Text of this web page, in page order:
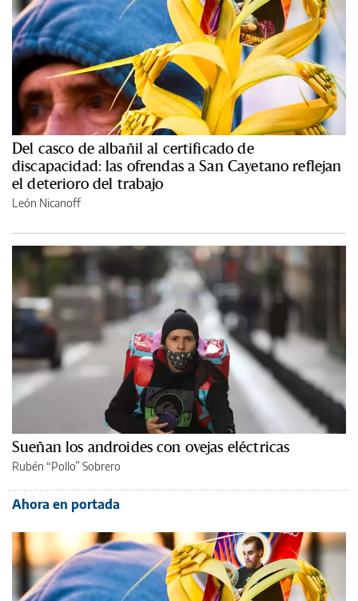
Del casco de albañil al certificado de
discapacidad: las ofrendas a San Cayetano reflejan
el deterioro del trabajo
León Nicanoff
Sueñan los androides con ovejas eléctricas
Rubén “Pollo” Sobrero
Ahora en portada